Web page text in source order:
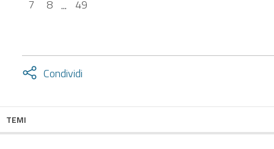
7 8 ... 49
Condividi
Attiva
TEMI